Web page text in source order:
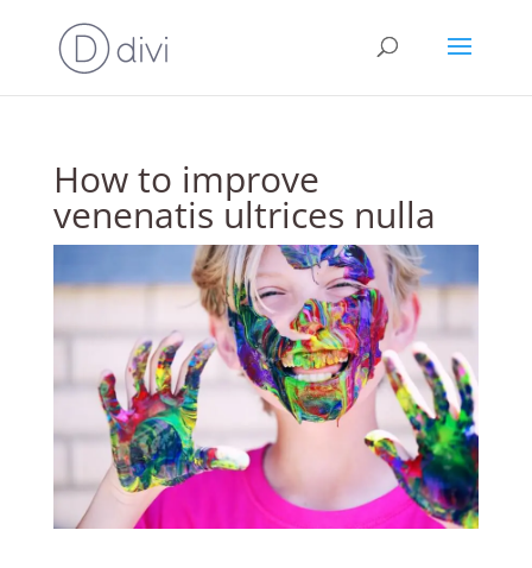
How to improve
venenatis ultrices nulla